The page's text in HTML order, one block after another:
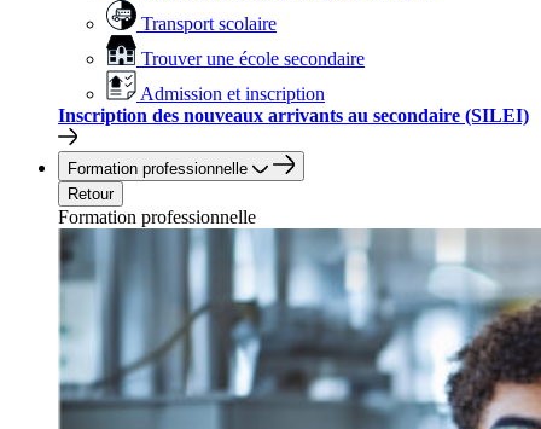
Transport scolaire
Trouver une école secondaire
Admission et inscription
Inscription des nouveaux arrivants au secondaire (SILEI)
Formation professionnelle
Retour
Formation professionnelle